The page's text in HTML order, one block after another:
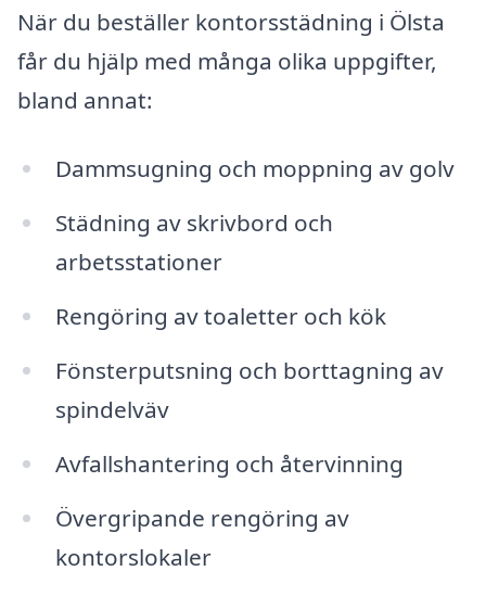
När du beställer kontorsstädning i Ölsta
får du hjälp med många olika uppgifter,
bland annat:
Dammsugning och moppning av golv
Städning av skrivbord och
arbetsstationer
Rengöring av toaletter och kök
Fönsterputsning och borttagning av
spindelväv
Avfallshantering och återvinning
Övergripande rengöring av
kontorslokaler